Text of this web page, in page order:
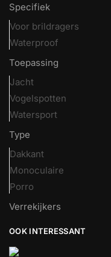
Specifiek
Voor brildragers
Waterproof
Toepassing
Jacht
Vogelspotten
Watersport
Type
Dakkant
Monoculaire
Porro
Verrekijkers
OOK INTERESSANT